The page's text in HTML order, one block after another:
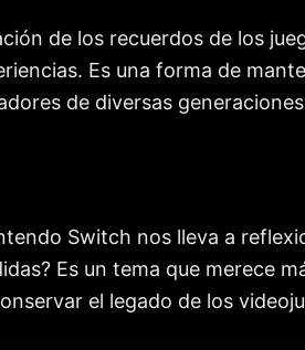
de los recuerdos de los
Es una forma de
de diversas
Switch nos lleva a
Es un tema que merece
el legado de los